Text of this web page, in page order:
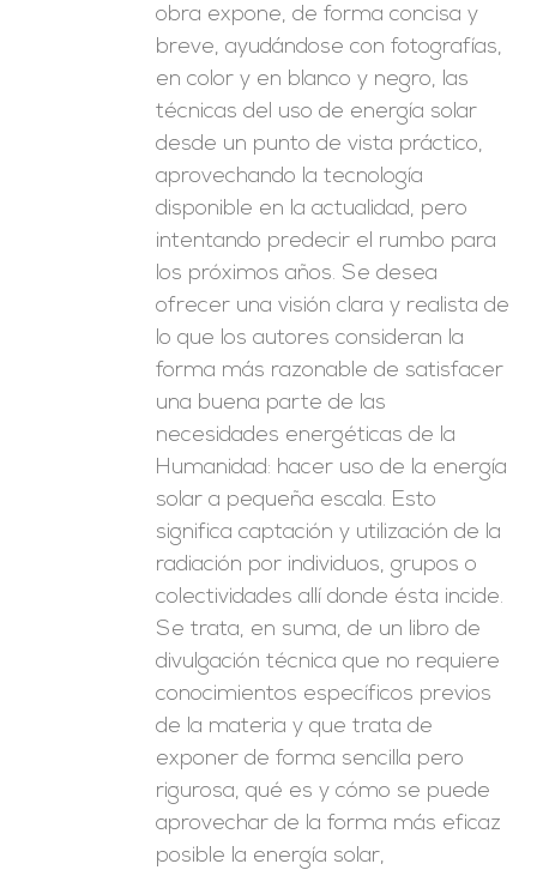
obra expone, de forma concisa y
breve, ayudándose con fotografías,
en color y en blanco y negro, las
técnicas del uso de energía solar
desde un punto de vista práctico,
aprovechando la tecnología
disponible en la actualidad, pero
intentando predecir el rumbo para
los próximos años. Se desea
ofrecer una visión clara y realista de
lo que los autores consideran la
forma más razonable de satisfacer
una buena parte de las
necesidades energéticas de la
Humanidad: hacer uso de la energía
solar a pequeña escala. Esto
significa captación y utilización de la
radiación por individuos, grupos o
colectividades allí donde ésta incide.
Se trata, en suma, de un libro de
divulgación técnica que no requiere
conocimientos específicos previos
de la materia y que trata de
exponer de forma sencilla pero
rigurosa, qué es y cómo se puede
aprovechar de la forma más eficaz
posible la energía solar,